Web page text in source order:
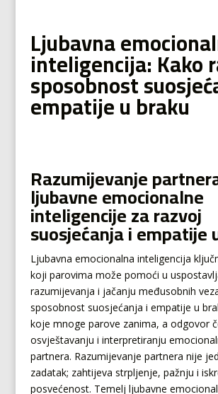
Ljubavna
inteligencija: Kako
sposobnost
empatije u braku
Razumijevanje
ljubavne emocionalne
inteligencije za razvoj
suosjećanja i empatije
Ljubavna emocionalna inteligencija
koji parovima može pomoći u
razumijevanja i jačanju međusobnih
sposobnost suosjećanja i empatije u
koje mnoge parove zanima, a odgovor
osvještavanju i interpretiranju
partnera. Razumijevanje partnera nije
zadatak; zahtijeva strpljenje, pažnju i
posvećenost. Temelj ljubavne